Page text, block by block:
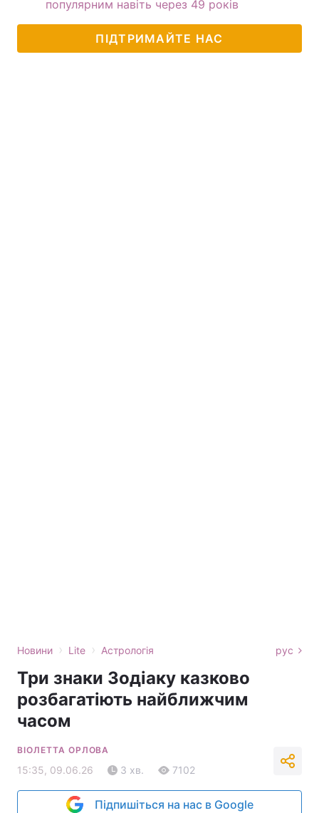
популярним навіть через 49 років
ПІДТРИМАЙТЕ НАС
Новини › Lite › Астрологія рус
Три знаки Зодіаку казково
розбагатіють найближчим
часом
ВІОЛЕТТА ОРЛОВА
15:35, 09.06.26 3 хв. 7102
Підпишіться на нас в Google